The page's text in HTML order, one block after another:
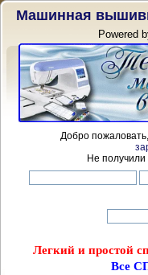
Машинная
Powered
Добро пожаловать,
Не получили
Легкий и простой
Все